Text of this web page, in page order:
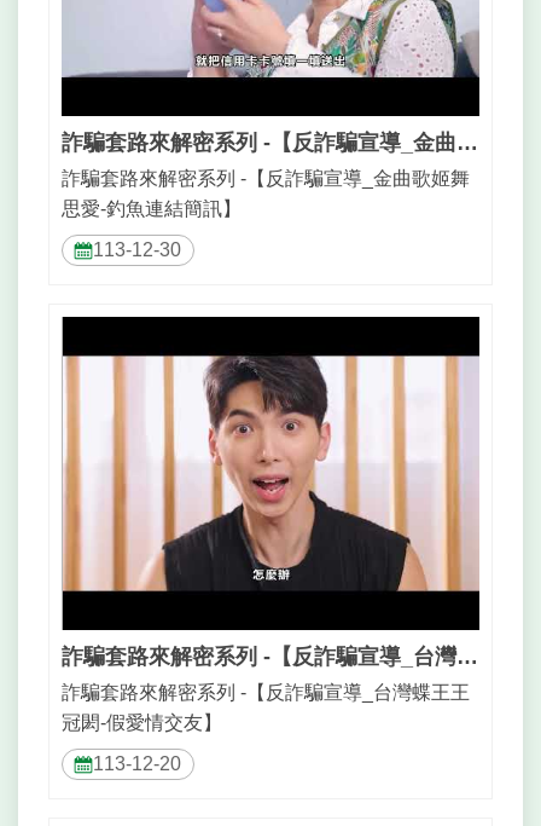
詐騙套路來解密系列 -【反詐騙宣導_金曲歌姬舞思愛-釣魚連結簡訊】
113-12-30
詐騙套路來解密系列 -【反詐騙宣導_金曲歌姬舞
思愛-釣魚連結簡訊】
詐騙套路來解密系列 -【反詐騙宣導_台灣蝶王王冠閎-假愛情交友】
113-12-20
詐騙套路來解密系列 -【反詐騙宣導_台灣蝶王王
冠閎-假愛情交友】